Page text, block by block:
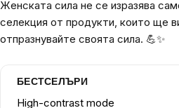
Женската сила не се изразява
селекция от продукти, които ще
отпразнувайте своята сила. 💪✨
БЕСТСЕЛЪРИ
High-contrast mode